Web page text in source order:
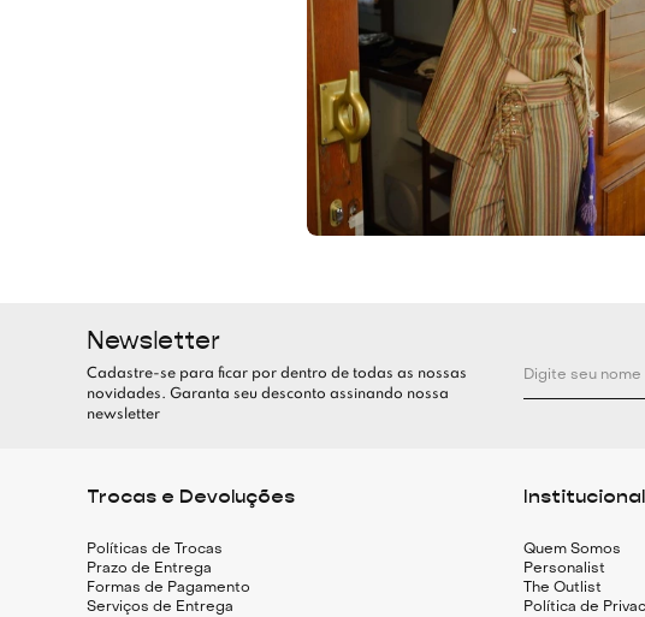
Newsletter
Cadastre-se para ficar por dentro de todas as nossas
novidades. Garanta seu desconto assinando nossa
newsletter
Trocas e Devoluções
Políticas de Trocas
Prazo de Entrega
Formas de Pagamento
Serviços de Entrega
Institucional
Quem Somos
Personalist
The Outlist
Política de